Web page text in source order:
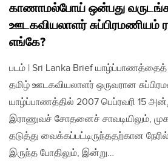
காணாமல்போய் ஒன்பது
ஊடகவியலாளர் சுப்பிரமணியம்
எங்கே?
படம் | Sri Lanka Brief
தமிழ் ஊடகவியலாளர் ஒருவரான
யாழ்ப்பாணத்தில் 2007 பெப்ரவரி 15
இராணுவச் சோதனைச் சாவடியிலும்,
தடுத்து வைக்கப்பட்டிருந்ததற்கான
இருந்த போதிலும், இன்று…